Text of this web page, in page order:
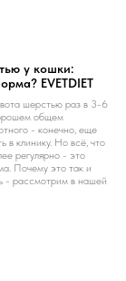
у кошки:
EVETDIET
шерстью раз в 3-6
общем
- конечно, еще
в клинику. Но всё, что
регулярно - это
Почему это так и
- рассмотрим в нашей